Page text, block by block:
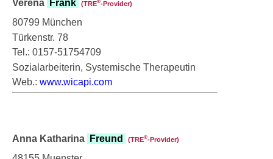
Verena Frank (TRE®‑Provider)
80799 München
Türkenstr. 78
Tel.: 0157-51754709
Sozialarbeiterin, Systemische Therapeutin
Web.: www.wicapi.com
Anna Katharina Freund (TRE®‑Provider)